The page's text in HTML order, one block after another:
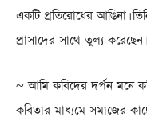
একটি প্রতিরোধের আঙিনা।
প্রাসাদের সাথে তুল্য করেছেন।
~ আমি কবিদের দর্পন মনে
কবিতার মাধ্যমে সমাজের